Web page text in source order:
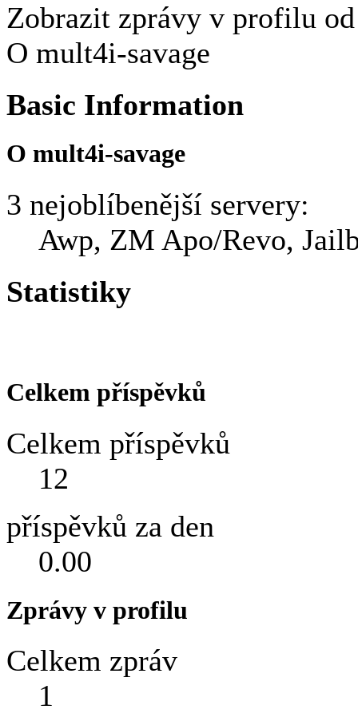
Zobrazit zprávy v profilu
O mult4i-savage
Basic Information
O mult4i-savage
3 nejoblíbenější servery:
Awp, ZM Apo/Revo,
Statistiky
Celkem příspěvků
Celkem příspěvků
12
příspěvků za den
0.00
Zprávy v profilu
Celkem zpráv
1